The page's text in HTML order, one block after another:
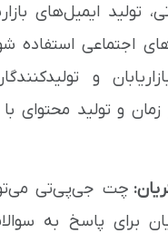
تولید ایمیل‌های
اجتماعی استفاده
و
و تولید محتوای
چت جی‌پی‌تی
برای پاسخ به